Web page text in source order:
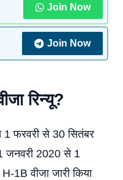
Join Now
Join Now
रिन्यू?
1 फरवरी से 30 सितंबर
जनवरी 2020 से 1
1B वीजा जारी किया